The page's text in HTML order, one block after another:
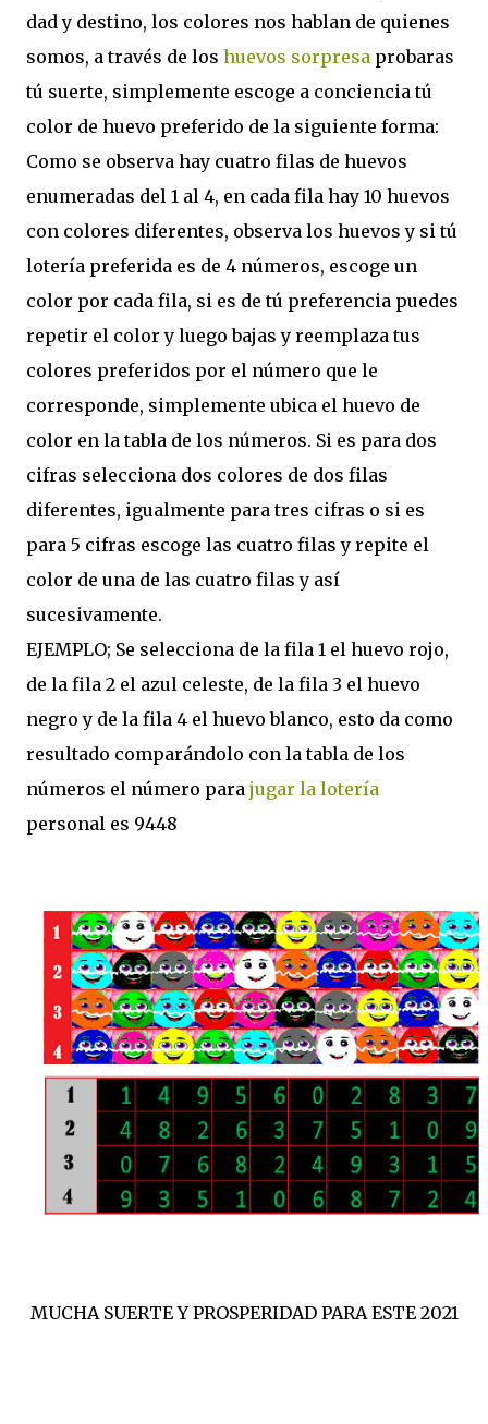
dad y destino, los colores nos hablan de quienes
somos, a través de los huevos sorpresa probaras
tú suerte, simplemente escoge a conciencia tú
color de huevo preferido de la siguiente forma:
Como se observa hay cuatro filas de huevos
enumeradas del 1 al 4, en cada fila hay 10 huevos
con colores diferentes, observa los huevos y si tú
lotería preferida es de 4 números, escoge un
color por cada fila, si es de tú preferencia puedes
repetir el color y luego bajas y reemplaza tus
colores preferidos por el número que le
corresponde, simplemente ubica el huevo de
color en la tabla de los números. Si es para dos
cifras selecciona dos colores de dos filas
diferentes, igualmente para tres cifras o si es
para 5 cifras escoge las cuatro filas y repite el
color de una de las cuatro filas y así
sucesivamente.
EJEMPLO; Se selecciona de la fila 1 el huevo rojo,
de la fila 2 el azul celeste, de la fila 3 el huevo
negro y de la fila 4 el huevo blanco, esto da como
resultado comparándolo con la tabla de los
números el número para jugar la lotería
personal es 9448
MUCHA SUERTE Y PROSPERIDAD PARA ESTE 2021